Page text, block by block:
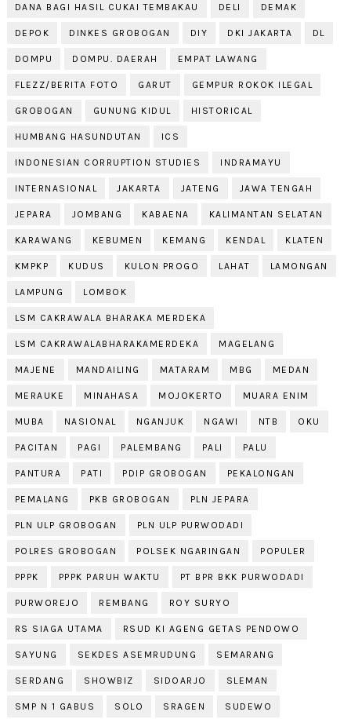
DANA BAGI HASIL CUKAI TEMBAKAU DELI DEMAK
DEPOK DINKES GROBOGAN DIY DKI JAKARTA DL
DOMPU DOMPU. DAERAH EMPAT LAWANG
FLEZZ/BERITA FOTO GARUT GEMPUR ROKOK ILEGAL
GROBOGAN GUNUNG KIDUL HISTORICAL
HUMBANG HASUNDUTAN ICS
INDONESIAN CORRUPTION STUDIES INDRAMAYU
INTERNASIONAL JAKARTA JATENG JAWA TENGAH
JEPARA JOMBANG KABAENA KALIMANTAN SELATAN
KARAWANG KEBUMEN KEMANG KENDAL KLATEN
KMPKP KUDUS KULON PROGO LAHAT LAMONGAN
LAMPUNG LOMBOK
LSM CAKRAWALA BHARAKA MERDEKA
LSM CAKRAWALABHARAKAMERDEKA MAGELANG
MAJENE MANDAILING MATARAM MBG MEDAN
MERAUKE MINAHASA MOJOKERTO MUARA ENIM
MUBA NASIONAL NGANJUK NGAWI NTB OKU
PACITAN PAGI PALEMBANG PALI PALU
PANTURA PATI PDIP GROBOGAN PEKALONGAN
PEMALANG PKB GROBOGAN PLN JEPARA
PLN ULP GROBOGAN PLN ULP PURWODADI
POLRES GROBOGAN POLSEK NGARINGAN POPULER
PPPK PPPK PARUH WAKTU PT BPR BKK PURWODADI
PURWOREJO REMBANG ROY SURYO
RS SIAGA UTAMA RSUD KI AGENG GETAS PENDOWO
SAYUNG SEKDES ASEMRUDUNG SEMARANG
SERDANG SHOWBIZ SIDOARJO SLEMAN
SMP N 1 GABUS SOLO SRAGEN SUDEWO